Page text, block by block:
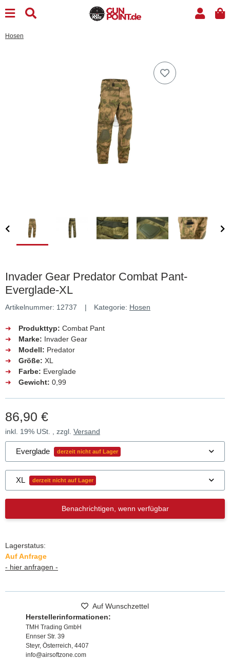
Hosen
Invader Gear Predator Combat Pant-
Everglade-XL
Artikelnummer: 12737 Kategorie: Hosen
➜ Produkttyp: Combat Pant
➜
Marke: Invader Gear
➜
Modell: Predator
➜
Größe: XL
➜
Farbe: Everglade
➜
Gewicht: 0,99
86,90 €
inkl. 19% USt. , zzgl. Versand
Everglade derzeit nicht auf Lager
XL derzeit nicht auf Lager
Benachrichtigen, wenn verfügbar
Lagerstatus:
Auf Anfrage
- hier anfragen -
Auf Wunschzettel
Herstellerinformationen:
TMH Trading GmbH
Ennser Str. 39
Steyr, Österreich, 4407
info@airsoftzone.com